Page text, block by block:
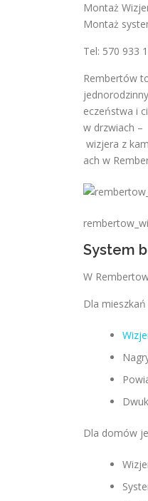
Montaż
Montaż
Tel: 570 933
Rembertów
eczeństwa i
w drzwiach –
wizjera z
ach w
System
W
Dla
Dla domów